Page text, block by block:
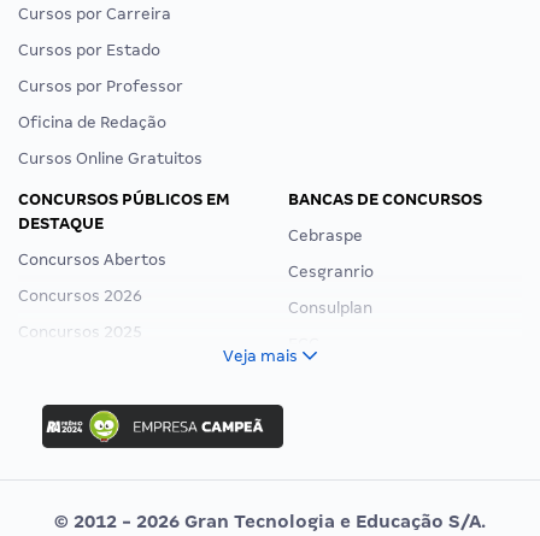
Cursos por Carreira
Cursos por Estado
Cursos por Professor
Oficina de Redação
Cursos Online Gratuitos
CONCURSOS PÚBLICOS EM
DESTAQUE
Concursos Abertos
Concursos 2026
Concursos 2025
Concurso Ibama
Concurso MPU
Editais publicados
BANCAS DE CONCURSOS
Cebraspe
Cesgranrio
Consulplan
Vunesp
Veja mais
© 2012 - 2026 Gran Tecnologia e Educação S/A.